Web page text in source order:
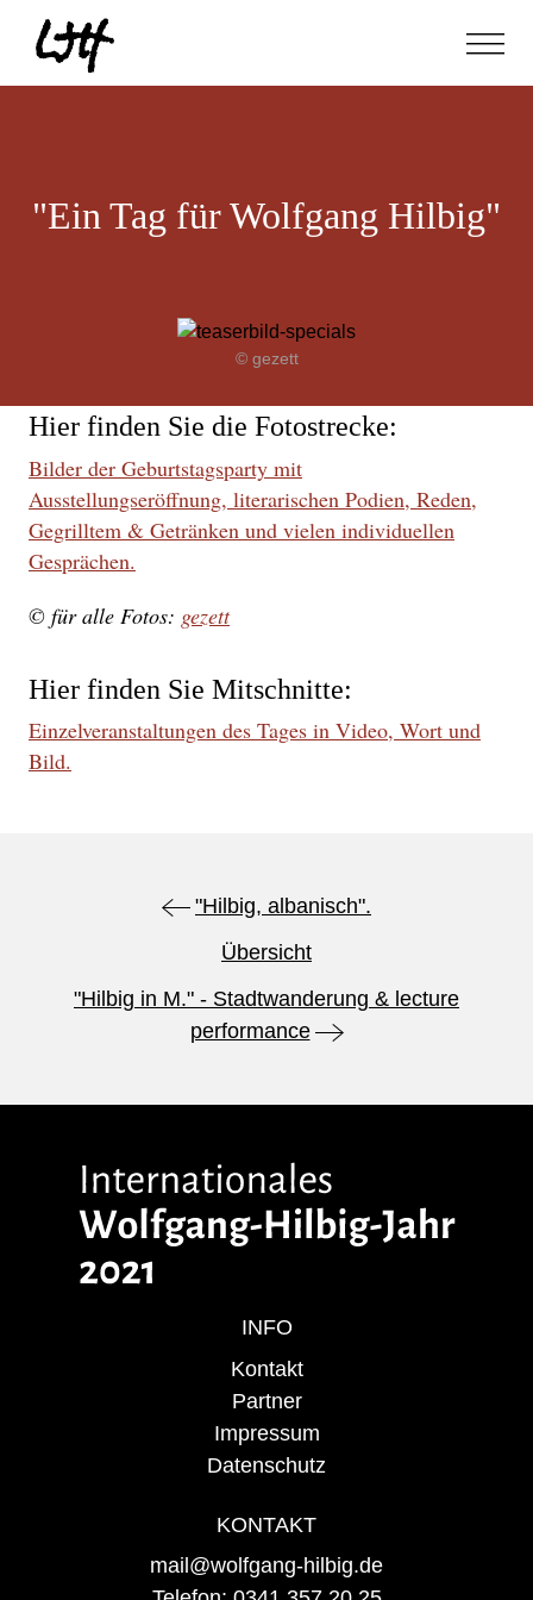
"Ein Tag für Wolfgang Hilbig"
© gezett
Hier finden Sie die Fotostrecke:
Bilder der Geburtstagsparty mit
Ausstellungseröffnung, literarischen Podien, Reden,
Gegrilltem & Getränken und vielen individuellen
Gesprächen.
© für alle Fotos: gezett
Hier finden Sie Mitschnitte:
Einzelveranstaltungen des Tages in Video, Wort und
Bild.
"Hilbig, albanisch".
Übersicht
"Hilbig in M." - Stadtwanderung & lecture
performance
INFO
Kontakt
Partner
Impressum
Datenschutz
KONTAKT
mail@wolfgang-hilbig.de